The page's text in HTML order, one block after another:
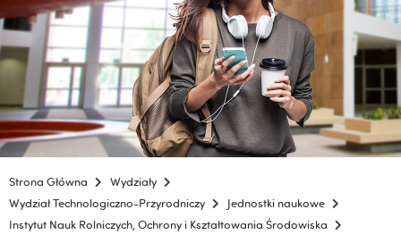
Strona Główna
Wydziały
Wydział Technologiczno-Przyrodniczy
Jednostki naukowe
Instytut Nauk Rolniczych, Ochrony i Kształtowania Środowiska